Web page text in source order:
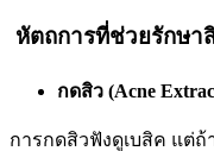
หัตถการที่ช่วยรักษาสิ
กดสิว (Acne
การกดสิวฟังดูเบสิค แต่